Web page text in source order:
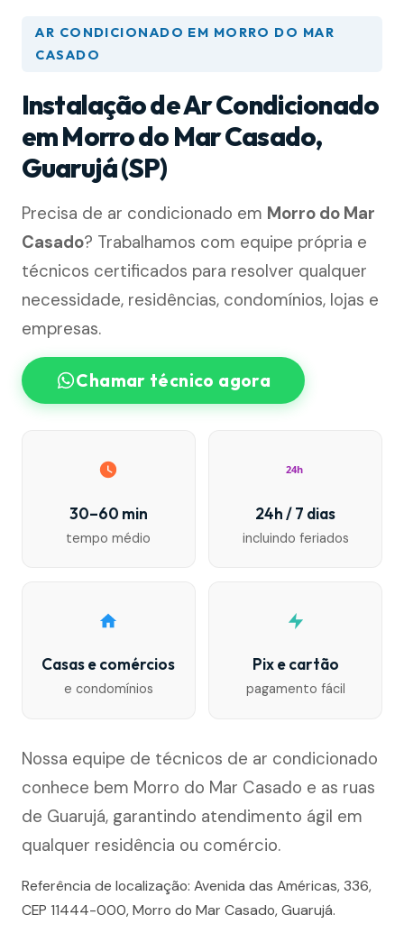
AR CONDICIONADO EM MORRO DO MAR
CASADO
Instalação de Ar Condicionado
em Morro do Mar Casado,
Guarujá (SP)
Precisa de ar condicionado em Morro do Mar
Casado? Trabalhamos com equipe própria e
técnicos certificados para resolver qualquer
necessidade, residências, condomínios, lojas e
empresas.
Chamar técnico agora
30–60 min
tempo médio
24h
24h / 7 dias
incluindo feriados
Casas e comércios
e condomínios
Pix e cartão
pagamento fácil
Nossa equipe de técnicos de ar condicionado
conhece bem Morro do Mar Casado e as ruas
de Guarujá, garantindo atendimento ágil em
qualquer residência ou comércio.
Referência de localização: Avenida das Américas, 336,
CEP 11444-000, Morro do Mar Casado, Guarujá.